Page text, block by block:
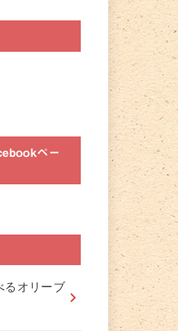
ペー
るオリーブ